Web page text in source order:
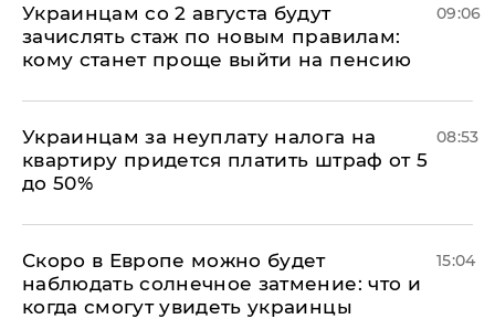
Украинцам со 2 августа будут
зачислять стаж по новым правилам:
кому станет проще выйти на пенсию
09:06
Украинцам за неуплату налога на
квартиру придется платить штраф от 5
до 50%
08:53
Скоро в Европе можно будет
наблюдать солнечное затмение: что и
когда смогут увидеть украинцы
15:04